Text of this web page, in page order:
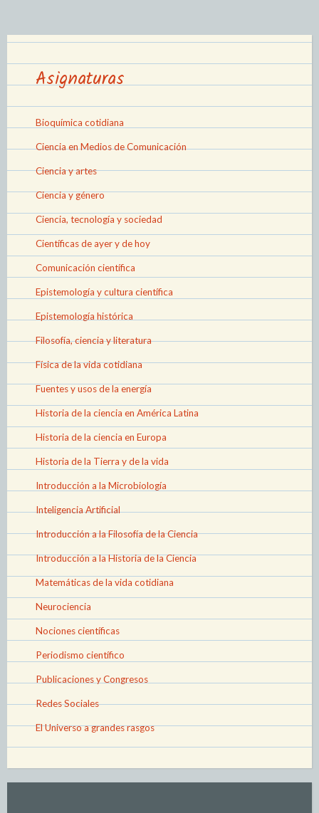
Asignaturas
Bioquímica cotidiana
Ciencia en Medios de Comunicación
Ciencia y artes
Ciencia y género
Ciencia, tecnología y sociedad
Científicas de ayer y de hoy
Comunicación científica
Epistemología y cultura científica
Epistemología histórica
Filosofía, ciencia y literatura
Física de la vida cotidiana
Fuentes y usos de la energía
Historia de la ciencia en América Latina
Historia de la ciencia en Europa
Historia de la Tierra y de la vida
Introducción a la Microbiología
Inteligencia Artificial
Introducción a la Filosofía de la Ciencia
Introducción a la Historia de la Ciencia
Matemáticas de la vida cotidiana
Neurociencia
Nociones científicas
Periodismo científico
Publicaciones y Congresos
Redes Sociales
El Universo a grandes rasgos